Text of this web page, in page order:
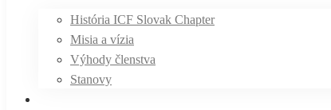
História ICF Slovak Chapter
Misia a vízia
Výhody členstva
Stanovy